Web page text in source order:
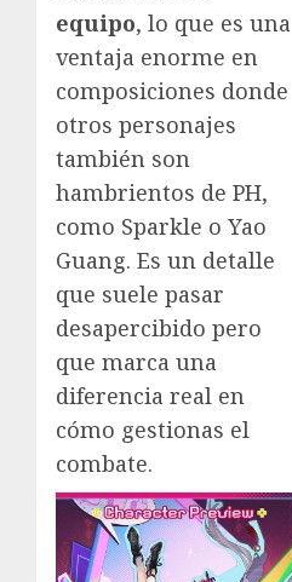
equipo, lo que es una
ventaja enorme en
composiciones donde
otros personajes
también son
hambrientos de PH,
como Sparkle o Yao
Guang. Es un detalle
que suele pasar
desapercibido pero
que marca una
diferencia real en
cómo gestionas el
combate.